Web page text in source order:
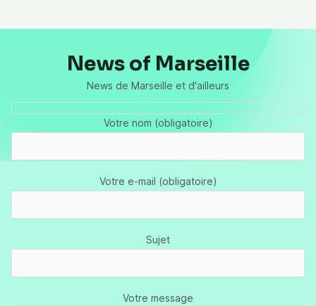
News of Marseille
News de Marseille et d'ailleurs
Votre nom (obligatoire)
Votre e-mail (obligatoire)
Sujet
Votre message